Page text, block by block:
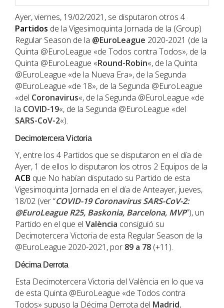
RIO 2016
Ayer, viernes, 19/02/2021, se disputaron otros 4
Partidos de la Vigesimoquinta Jornada de la (Group)
Regular Season de la @EuroLeague 2020-2021 (de la
Quinta @EuroLeague «de Todos contra Todos», de la
Quinta @EuroLeague «Round-Robin«, de la Quinta
@EuroLeague «de la Nueva Era», de la Segunda
@EuroLeague «de 18», de la Segunda @EuroLeague
«del Coronavirus«, de la Segunda @EuroLeague «de
la COVID-19«, de la Segunda @EuroLeague «del
SARS-CoV-2«).
Decimotercera Victoria
Y, entre los 4 Partidos que se disputaron en el día de
Ayer, 1 de ellos lo disputaron los otros 2 Equipos de la
ACB que No habían disputado su Partido de esta
Vigesimoquinta Jornada en el día de Anteayer, jueves,
18/02 (ver “COVID-19 Coronavirus SARS-CoV-2:
@EuroLeague R25, Baskonia, Barcelona, MVP”), un
Partido en el que el València consiguió su
Decimotercera Victoria de esta Regular Season de la
@EuroLeague 2020-2021, por 89 a 78 (+11).
Décima Derrota
Esta Decimotercera Victoria del València en lo que va
de esta Quinta @EuroLeague «de Todos contra
Todos» supuso la Décima Derrota del Madrid,